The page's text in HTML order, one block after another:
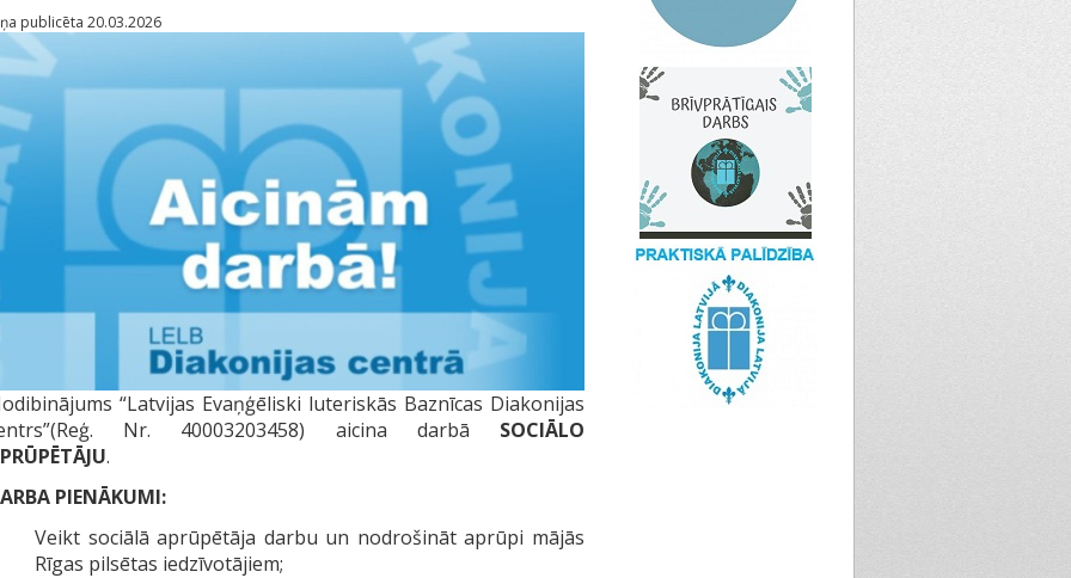
publicēta 20.03.2026
“Latvijas Evaņģēliski luteriskās Baznīcas Diakonijas
Nr. 40003203458) aicina darbā SOCIĀLO
.
PIENĀKUMI:
Veikt sociālā aprūpētāja darbu un nodrošināt aprūpi mājās
Rīgas pilsētas iedzīvotājiem;